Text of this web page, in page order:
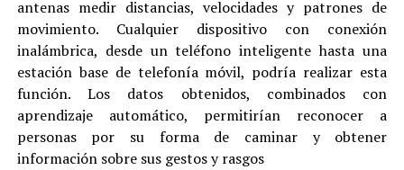
antenas medir distancias, velocidades y patrones de
movimiento. Cualquier dispositivo con conexión
inalámbrica, desde un teléfono inteligente hasta una
estación base de telefonía móvil, podría realizar esta
función. Los datos obtenidos, combinados con
aprendizaje automático, permitirían reconocer a
personas por su forma de caminar y obtener
información sobre sus gestos y rasgos